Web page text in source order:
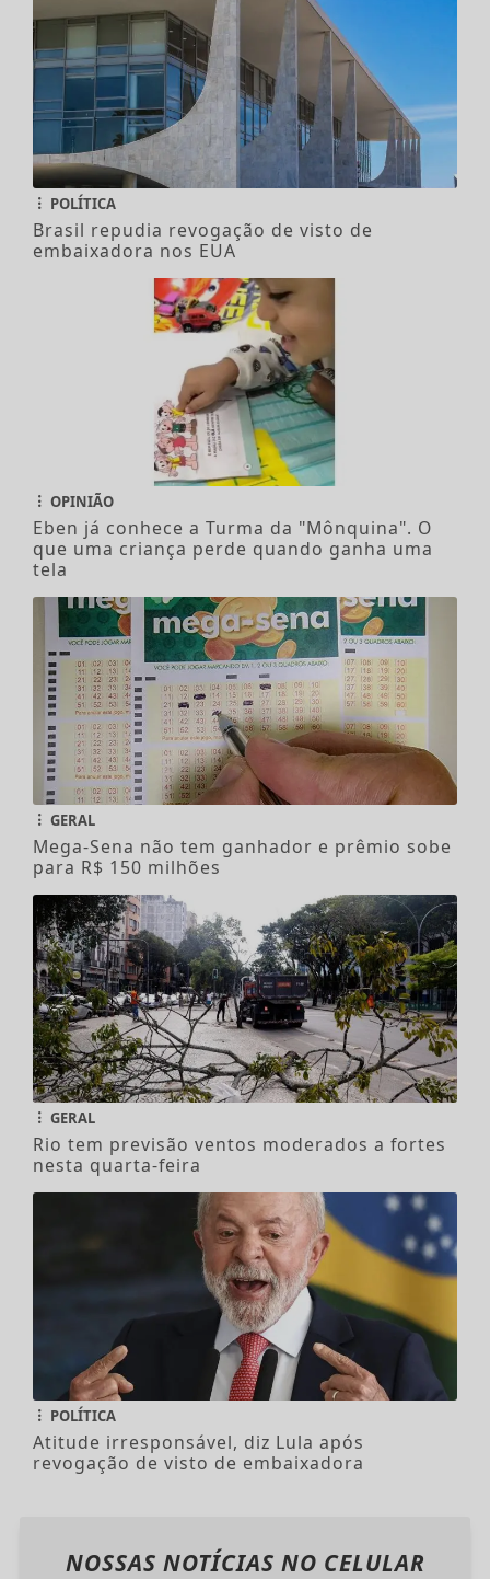
POLÍTICA
Brasil repudia revogação de visto de
embaixadora nos EUA
OPINIÃO
Eben já conhece a Turma da "Mônquina". O
que uma criança perde quando ganha uma
tela
GERAL
Mega-Sena não tem ganhador e prêmio sobe
para R$ 150 milhões
GERAL
Rio tem previsão ventos moderados a fortes
nesta quarta-feira
POLÍTICA
Atitude irresponsável, diz Lula após
revogação de visto de embaixadora
NOSSAS NOTÍCIAS NO CELULAR